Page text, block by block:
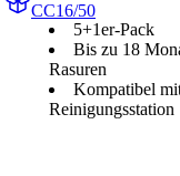
CC16/50
5+1er-Pack
Bis zu 18
Rasuren
Kompatibel
Reinigungsstation